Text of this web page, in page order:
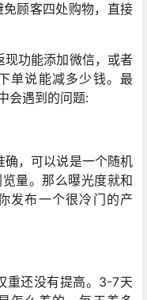
顾客四处购物，直接
功能添加微信，或者
单说能减多少钱。最
会遇到的问题:
，可以说是一个随机
量。那么曝光度就和
发布一个很冷门的产
还没有提高。3-7天